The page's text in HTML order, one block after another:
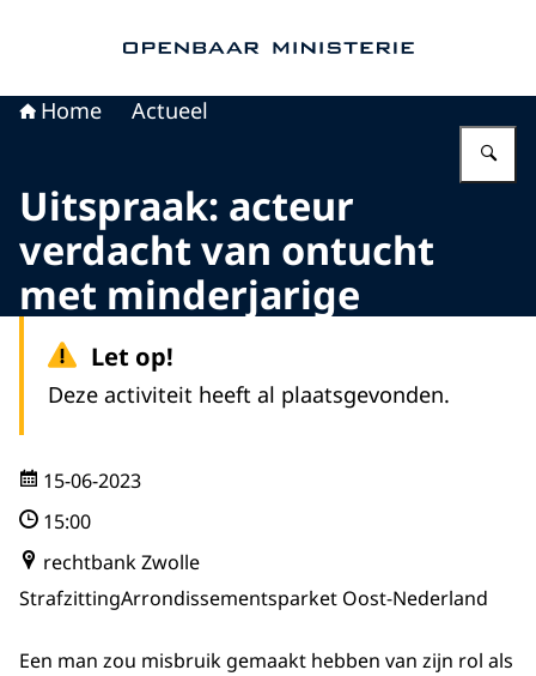
Home Actueel
Uitspraak: acteur
verdacht van ontucht
met minderjarige
Let op!
Deze activiteit heeft al plaatsgevonden.
15-06-2023
15:00
rechtbank Zwolle
StrafzittingArrondissementsparket Oost-Nederland
Een man zou misbruik gemaakt hebben van zijn rol als